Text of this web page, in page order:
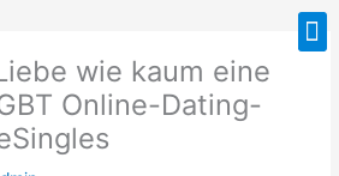
wie kaum eine
Online-Dating-